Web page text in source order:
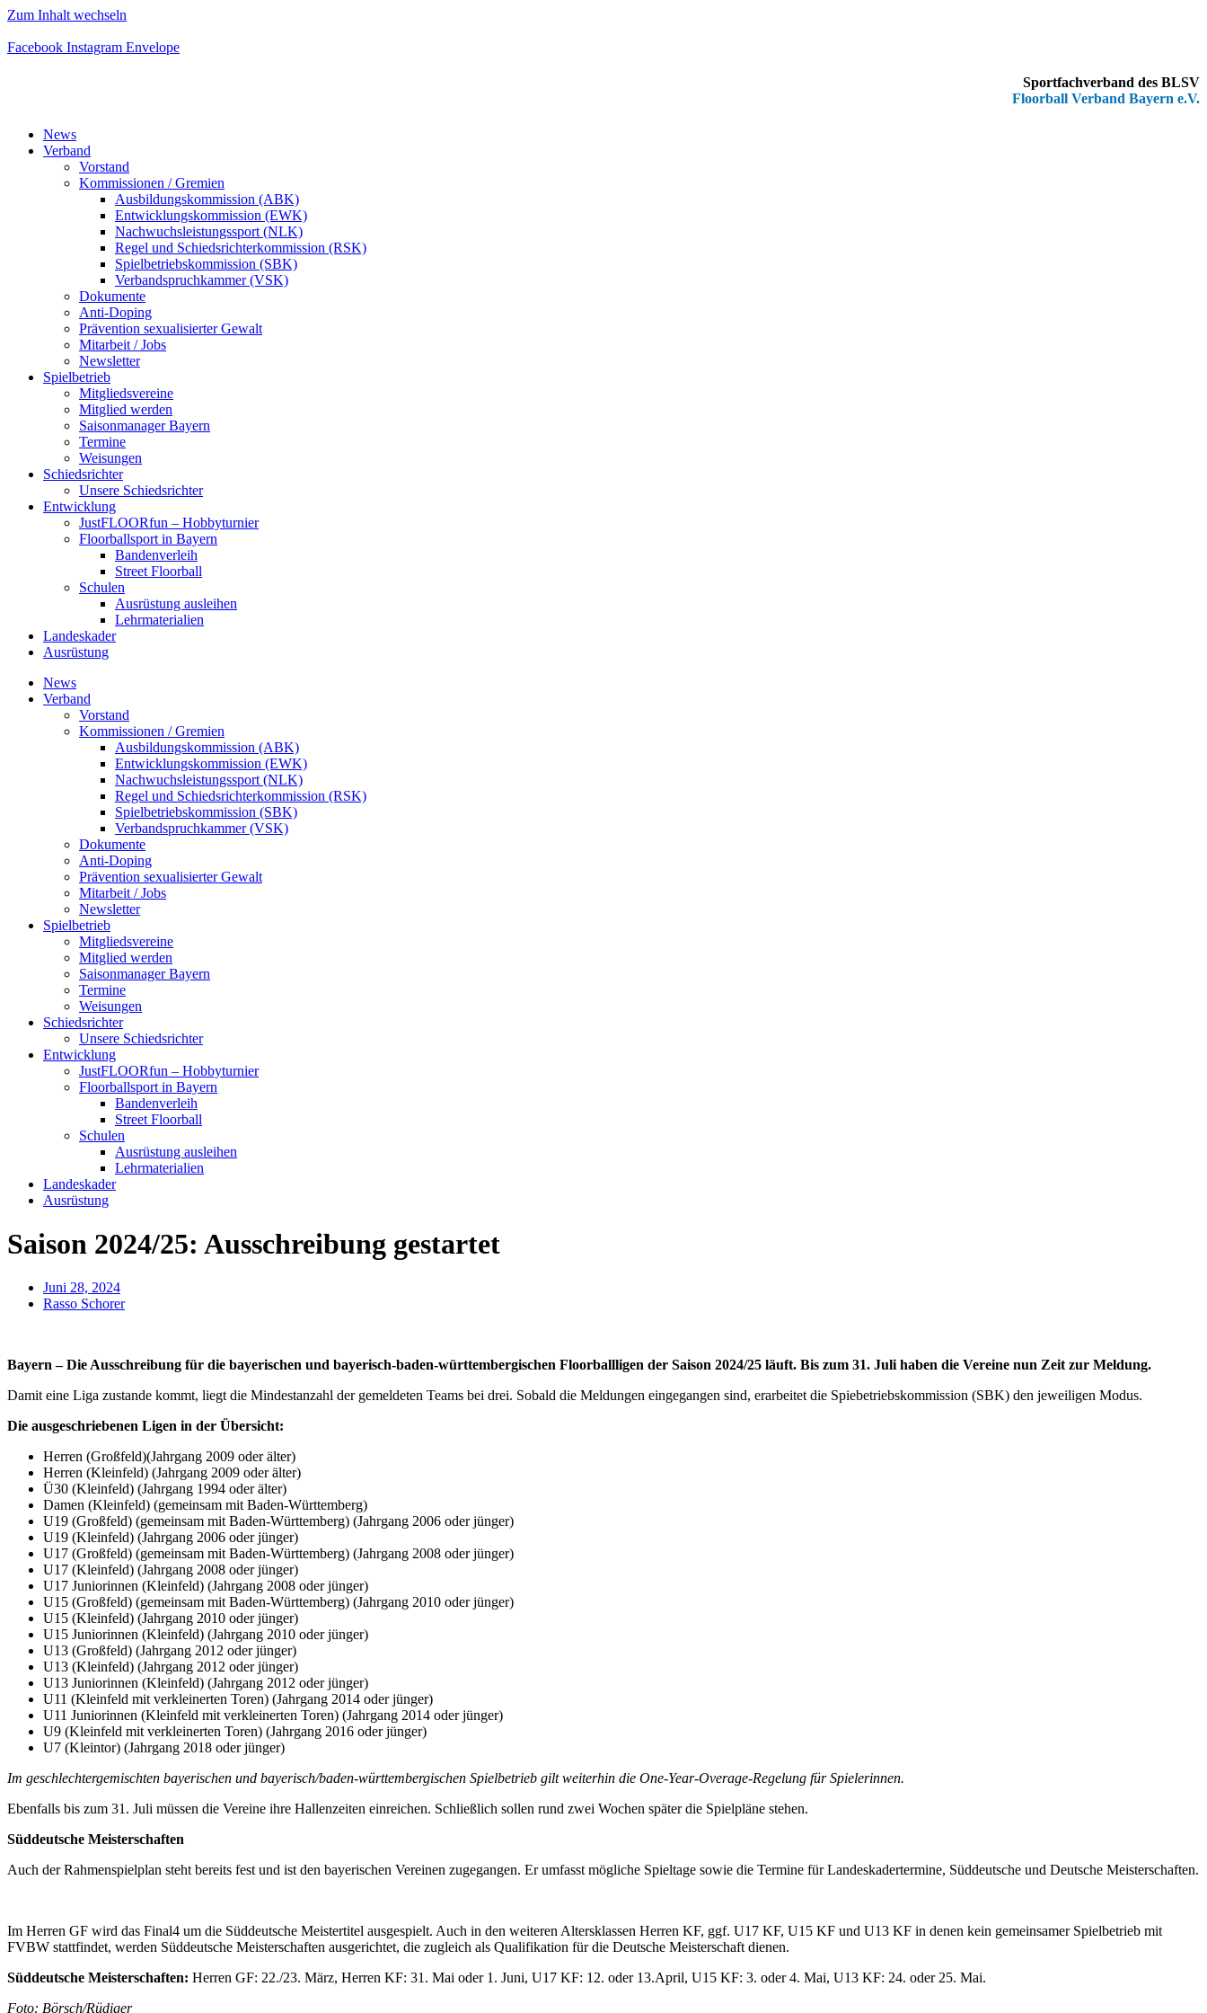
Zum Inhalt wechseln
Facebook Instagram Envelope
Sportfachverband des BLSV
Floorball Verband Bayern e.V.
News
Verband
Vorstand
Kommissionen / Gremien
Ausbildungskommission (ABK)
Entwicklungskommission (EWK)
Nachwuchsleistungssport (NLK)
Regel und Schiedsrichterkommission (RSK)
Spielbetriebskommission (SBK)
Verbandspruchkammer (VSK)
Dokumente
Anti-Doping
Prävention sexualisierter Gewalt
Mitarbeit / Jobs
Newsletter
Spielbetrieb
Mitgliedsvereine
Mitglied werden
Saisonmanager Bayern
Termine
Weisungen
Schiedsrichter
Unsere Schiedsrichter
Entwicklung
JustFLOORfun – Hobbyturnier
Floorballsport in Bayern
Bandenverleih
Street Floorball
Schulen
Ausrüstung ausleihen
Lehrmaterialien
Landeskader
Ausrüstung
News
Verband
Vorstand
Kommissionen / Gremien
Ausbildungskommission (ABK)
Entwicklungskommission (EWK)
Nachwuchsleistungssport (NLK)
Regel und Schiedsrichterkommission (RSK)
Spielbetriebskommission (SBK)
Verbandspruchkammer (VSK)
Dokumente
Anti-Doping
Prävention sexualisierter Gewalt
Mitarbeit / Jobs
Newsletter
Spielbetrieb
Mitgliedsvereine
Mitglied werden
Saisonmanager Bayern
Termine
Weisungen
Schiedsrichter
Unsere Schiedsrichter
Entwicklung
JustFLOORfun – Hobbyturnier
Floorballsport in Bayern
Bandenverleih
Street Floorball
Schulen
Ausrüstung ausleihen
Lehrmaterialien
Landeskader
Ausrüstung
Saison 2024/25: Ausschreibung gestartet
Juni 28, 2024
Rasso Schorer
Bayern – Die Ausschreibung für die bayerischen und bayerisch-baden-württembergischen Floorballligen der Saison 2024/25 läuft. Bis zum 31. Juli haben die Vereine nun Zeit zur Meldung.
Damit eine Liga zustande kommt, liegt die Mindestanzahl der gemeldeten Teams bei drei. Sobald die Meldungen eingegangen sind, erarbeitet die Spiebetriebskommission (SBK) den jeweiligen Modus.
Die ausgeschriebenen Ligen in der Übersicht:
Herren (Großfeld)(Jahrgang 2009 oder älter)
Herren (Kleinfeld) (Jahrgang 2009 oder älter)
Ü30 (Kleinfeld) (Jahrgang 1994 oder älter)
Damen (Kleinfeld) (gemeinsam mit Baden-Württemberg)
U19 (Großfeld) (gemeinsam mit Baden-Württemberg) (Jahrgang 2006 oder jünger)
U19 (Kleinfeld) (Jahrgang 2006 oder jünger)
U17 (Großfeld) (gemeinsam mit Baden-Württemberg) (Jahrgang 2008 oder jünger)
U17 (Kleinfeld) (Jahrgang 2008 oder jünger)
U17 Juniorinnen (Kleinfeld) (Jahrgang 2008 oder jünger)
U15 (Großfeld) (gemeinsam mit Baden-Württemberg) (Jahrgang 2010 oder jünger)
U15 (Kleinfeld) (Jahrgang 2010 oder jünger)
U15 Juniorinnen (Kleinfeld) (Jahrgang 2010 oder jünger)
U13 (Großfeld) (Jahrgang 2012 oder jünger)
U13 (Kleinfeld) (Jahrgang 2012 oder jünger)
U13 Juniorinnen (Kleinfeld) (Jahrgang 2012 oder jünger)
U11 (Kleinfeld mit verkleinerten Toren) (Jahrgang 2014 oder jünger)
U11 Juniorinnen (Kleinfeld mit verkleinerten Toren) (Jahrgang 2014 oder jünger)
U9 (Kleinfeld mit verkleinerten Toren) (Jahrgang 2016 oder jünger)
U7 (Kleintor) (Jahrgang 2018 oder jünger)
Im geschlechtergemischten bayerischen und bayerisch/baden-württembergischen Spielbetrieb gilt weiterhin die One-Year-Overage-Regelung für Spielerinnen.
Ebenfalls bis zum 31. Juli müssen die Vereine ihre Hallenzeiten einreichen. Schließlich sollen rund zwei Wochen später die Spielpläne stehen.
Süddeutsche Meisterschaften
Auch der Rahmenspielplan steht bereits fest und ist den bayerischen Vereinen zugegangen. Er umfasst mögliche Spieltage sowie die Termine für Landeskadertermine, Süddeutsche und Deutsche Meisterschaften.
Im Herren GF wird das Final4 um die Süddeutsche Meistertitel ausgespielt. Auch in den weiteren Altersklassen Herren KF, ggf. U17 KF, U15 KF und U13 KF in denen kein gemeinsamer Spielbetrieb mit
FVBW stattfindet, werden Süddeutsche Meisterschaften ausgerichtet, die zugleich als Qualifikation für die Deutsche Meisterschaft dienen.
Süddeutsche Meisterschaften: Herren GF: 22./23. März, Herren KF: 31. Mai oder 1. Juni, U17 KF: 12. oder 13.April, U15 KF: 3. oder 4. Mai, U13 KF: 24. oder 25. Mai.
Foto: Börsch/Rüdiger